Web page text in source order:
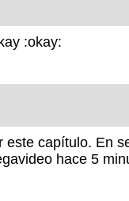
:okay:
este capítulo. En
hace 5